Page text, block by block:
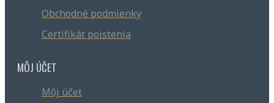
Obchodné podmienky
Certifikát poistenia
MÔJ ÚČET
Môj účet